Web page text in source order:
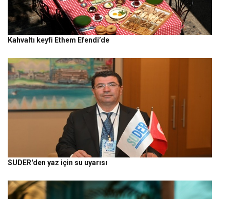
Kahvaltı keyfi Ethem Efendi’de
SUDER'den yaz için su uyarısı